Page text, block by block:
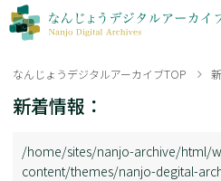
なんじょうデジタルアーカイブTOP
新着情報：
/home/sites/nanjo-archive/html/
content/themes/nanjo-degital-